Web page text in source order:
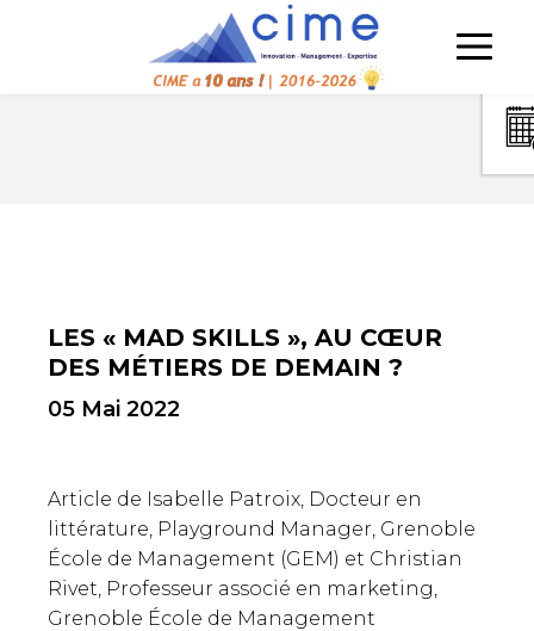
LES « MAD SKILLS », AU CŒUR
DES MÉTIERS DE DEMAIN ?
05 Mai 2022
Article de Isabelle Patroix, Docteur en
littérature, Playground Manager, Grenoble
École de Management (GEM) et Christian
Rivet, Professeur associé en marketing,
Grenoble École de Management